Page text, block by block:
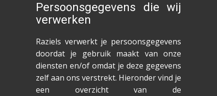
Persoonsgegevens die wij
verwerken
Raziels verwerkt je persoonsgegevens
doordat je gebruik maakt van onze
diensten en/of omdat je deze gegevens
zelf aan ons verstrekt. Hieronder vind je
een overzicht van de